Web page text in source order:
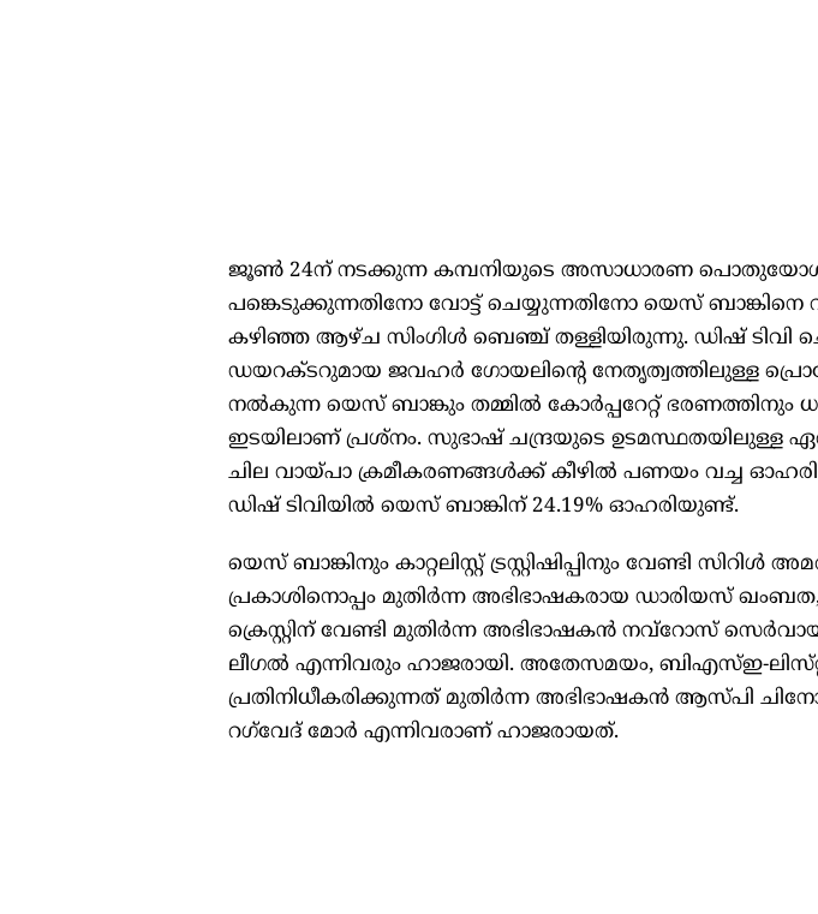
ജൂൺ 24ന് നടക്കുന്ന കമ്പനിയുടെ അസാധാരണ
പങ്കെടുക്കുന്നതിനോ വോട്ട് ചെയ്യുന്നതിനോ യെസ് ബാങ്കിനെ
കഴിഞ്ഞ ആഴ്ച സിംഗിൾ ബെഞ്ച് തള്ളിയിരുന്നു. ഡിഷ് ടിവി
ഡയറക്ടറുമായ ജവഹർ ഗോയലിന്റെ നേതൃത്വത്തിലുള്ള
നൽകുന്ന യെസ് ബാങ്കും തമ്മിൽ കോർപ്പറേറ്റ്
ഇടയിലാണ് പ്രശ്നം. സുഭാഷ് ചന്ദ്രയുടെ ഉടമസ്ഥതയിലുള്ള
ചില വായ്പാ ക്രമീകരണങ്ങൾക്ക് കീഴിൽ പണയം വച്ച
ഡിഷ് ടിവിയിൽ യെസ് ബാങ്കിന് 24.19% ഓഹരിയുണ്ട്.
യെസ് ബാങ്കിനും കാറ്റലിസ്റ്റ് ട്രസ്റ്റിഷിപ്പിനും വേണ്ടി സിറിൾ
പ്രകാശിനൊപ്പം മുതിർന്ന അഭിഭാഷകരായ ഡാരിയസ്
ക്രെസ്റ്റിന് വേണ്ടി മുതിർന്ന അഭിഭാഷകൻ നവ്‌റോസ്
ലീഗൽ എന്നിവരും ഹാജരായി. അതേസമയം, ബിഎസ്ഇ-
പ്രതിനിധീകരിക്കുന്നത് മുതിർന്ന അഭിഭാഷകൻ ആസ്‌പി
റഗ്‌വേദ് മോർ എന്നിവരാണ് ഹാജരായത്.